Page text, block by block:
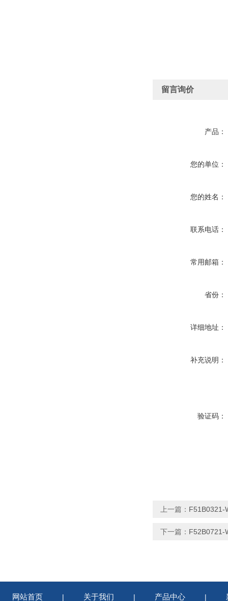
留言询价
产品：
您的单位：
您的姓名：
联系电话：
常用邮箱：
省份：
详细地址：
补充说明：
验证码：
上一篇： F51B0321-
下一篇： F52B0721-
网站首页 | 关于我们 | 产品中心 |